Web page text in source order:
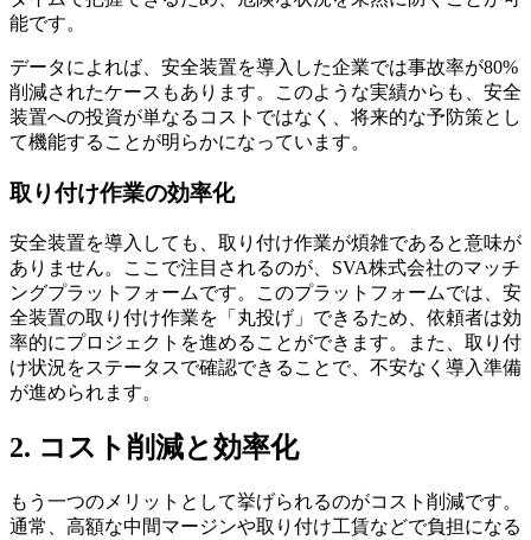
能です。
データによれば、安全装置を導入した企業では事故率が80%
削減されたケースもあります。このような実績からも、安全
装置への投資が単なるコストではなく、将来的な予防策とし
て機能することが明らかになっています。
取り付け作業の効率化
安全装置を導入しても、取り付け作業が煩雑であると意味が
ありません。ここで注目されるのが、SVA株式会社のマッチ
ングプラットフォームです。このプラットフォームでは、安
全装置の取り付け作業を「丸投げ」できるため、依頼者は効
率的にプロジェクトを進めることができます。また、取り付
け状況をステータスで確認できることで、不安なく導入準備
が進められます。
2. コスト削減と効率化
もう一つのメリットとして挙げられるのがコスト削減です。
通常、高額な中間マージンや取り付け工賃などで負担になる